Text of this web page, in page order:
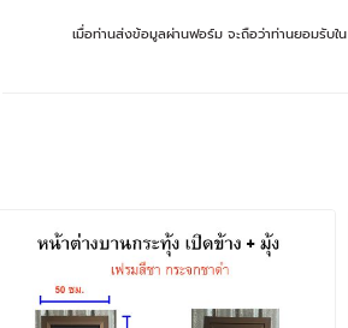
เมื่อท่านส่งข้อมูลผ่านฟอร์ม จะถือว่าท่านยอมรับใน